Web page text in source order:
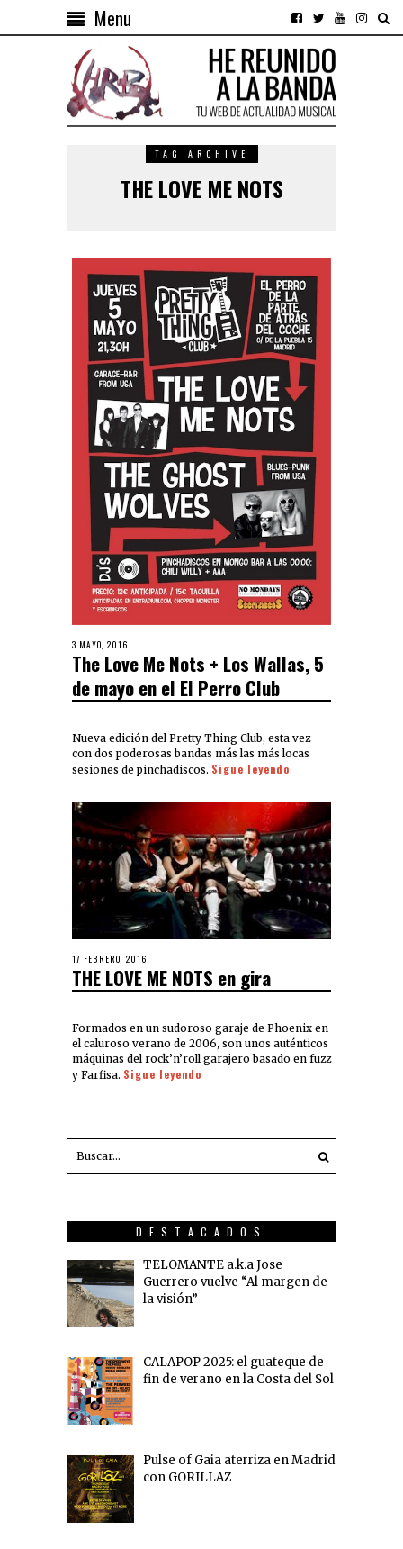
Menu
TAG ARCHIVE
THE LOVE ME NOTS
3 MAYO, 2016
The Love Me Nots + Los Wallas, 5
de mayo en el El Perro Club
Nueva edición del Pretty Thing Club, esta vez
con dos poderosas bandas más las más locas
sesiones de pinchadiscos. Sigue leyendo
17 FEBRERO, 2016
THE LOVE ME NOTS en gira
Formados en un sudoroso garaje de Phoenix en
el caluroso verano de 2006, son unos auténticos
máquinas del rock’n’roll garajero basado en fuzz
y Farfisa. Sigue leyendo
DESTACADOS
TELOMANTE a.k.a Jose
Guerrero vuelve “Al margen de
la visión”
CALAPOP 2025: el guateque de
fin de verano en la Costa del Sol
Pulse of Gaia aterriza en Madrid
con GORILLAZ